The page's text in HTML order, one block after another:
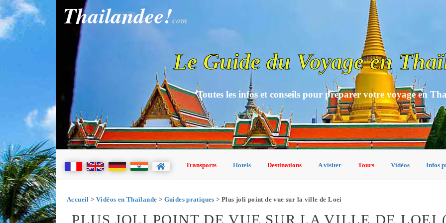
Thailandee!com
Le Guide du Voyage en
Toutes les infos et conseils pour préparer votre voyage en
Transports Hotels Destinations A visiter Tours Vidéos Infos
Accueil > Vidéos en Thaïlande > Guides pratiques > Plus joli point de vue sur la ville de Loei
PLUS JOLI POINT DE VUE SUR LA VILLE DE LOEI